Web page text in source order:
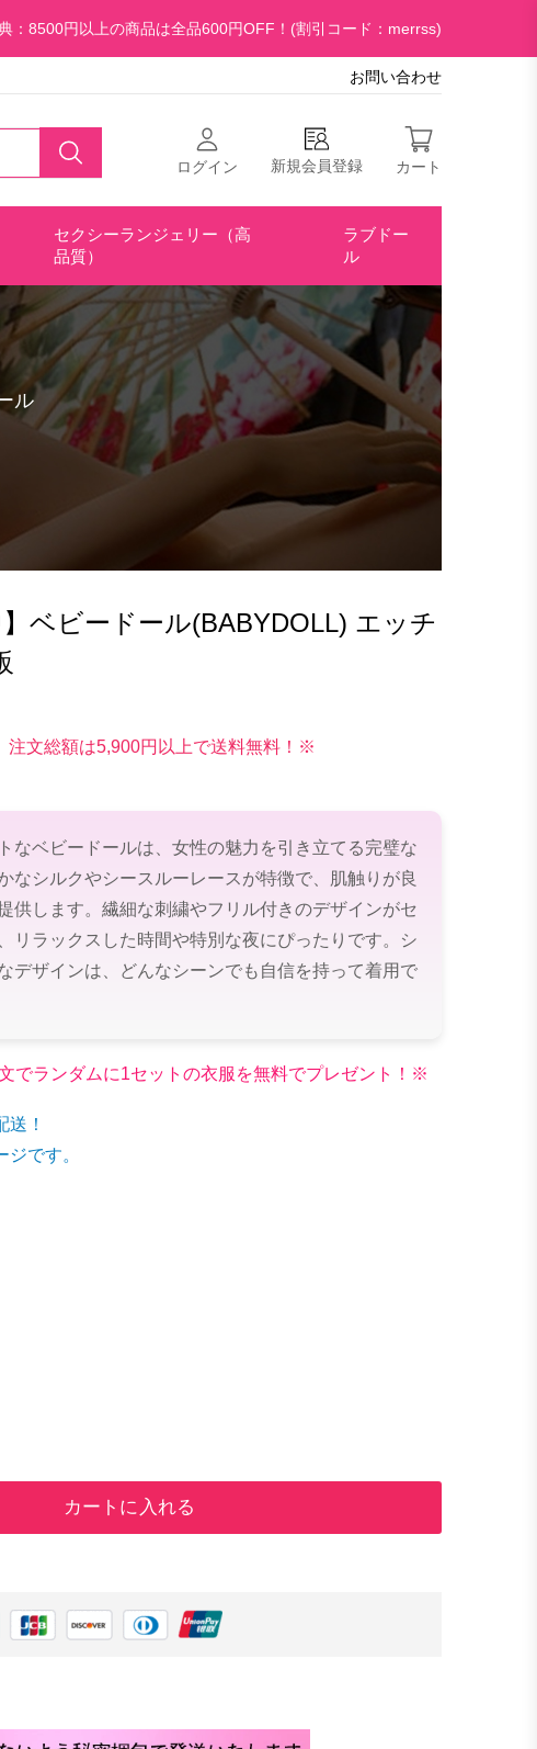
：8500円以上の商品は全品600円OFF！(割引コード：merrss)
お問い合わせ
ログイン 新規会員登録 カート
セクシーランジェリー（高
品質）
ラブドー
ル
ル
】ベビードール(BABYDOLL) エッチ
注文総額は5,900円以上で送料無料！※
なベビードールは、女性の魅力を引き立てる完璧な
なシルクやシースルーレースが特徴で、肌触りが良
供します。繊細な刺繍やフリル付きのデザインがセ
リラックスした時間や特別な夜にぴったりです。シ
デザインは、どんなシーンでも自信を持って着用で
でランダムに1セットの衣服を無料でプレゼント！※
送！
です。
カートに入れる